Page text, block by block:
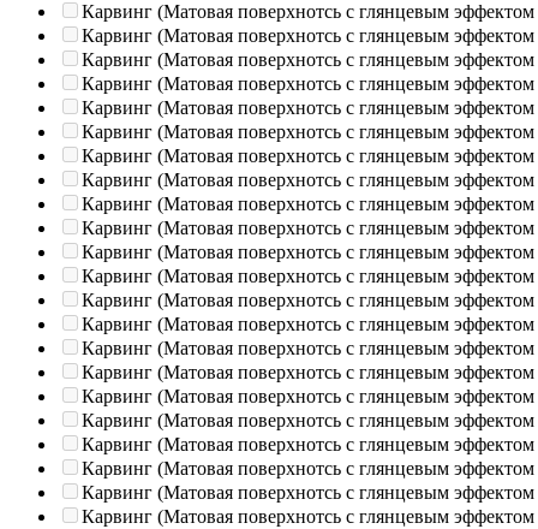
Карвинг (Матовая поверхнотсь с глянцевым эффектом
Карвинг (Матовая поверхнотсь с глянцевым эффектом
Карвинг (Матовая поверхнотсь с глянцевым эффектом
Карвинг (Матовая поверхнотсь с глянцевым эффектом
Карвинг (Матовая поверхнотсь с глянцевым эффектом
Карвинг (Матовая поверхнотсь с глянцевым эффектом
Карвинг (Матовая поверхнотсь с глянцевым эффектом
Карвинг (Матовая поверхнотсь с глянцевым эффектом
Карвинг (Матовая поверхнотсь с глянцевым эффектом
Карвинг (Матовая поверхнотсь с глянцевым эффектом
Карвинг (Матовая поверхнотсь с глянцевым эффектом
Карвинг (Матовая поверхнотсь с глянцевым эффектом
Карвинг (Матовая поверхнотсь с глянцевым эффектом
Карвинг (Матовая поверхнотсь с глянцевым эффектом
Карвинг (Матовая поверхнотсь с глянцевым эффектом
Карвинг (Матовая поверхнотсь с глянцевым эффектом
Карвинг (Матовая поверхнотсь с глянцевым эффектом
Карвинг (Матовая поверхнотсь с глянцевым эффектом
Карвинг (Матовая поверхнотсь с глянцевым эффектом
Карвинг (Матовая поверхнотсь с глянцевым эффектом
Карвинг (Матовая поверхнотсь с глянцевым эффектом
Карвинг (Матовая поверхнотсь с глянцевым эффектом